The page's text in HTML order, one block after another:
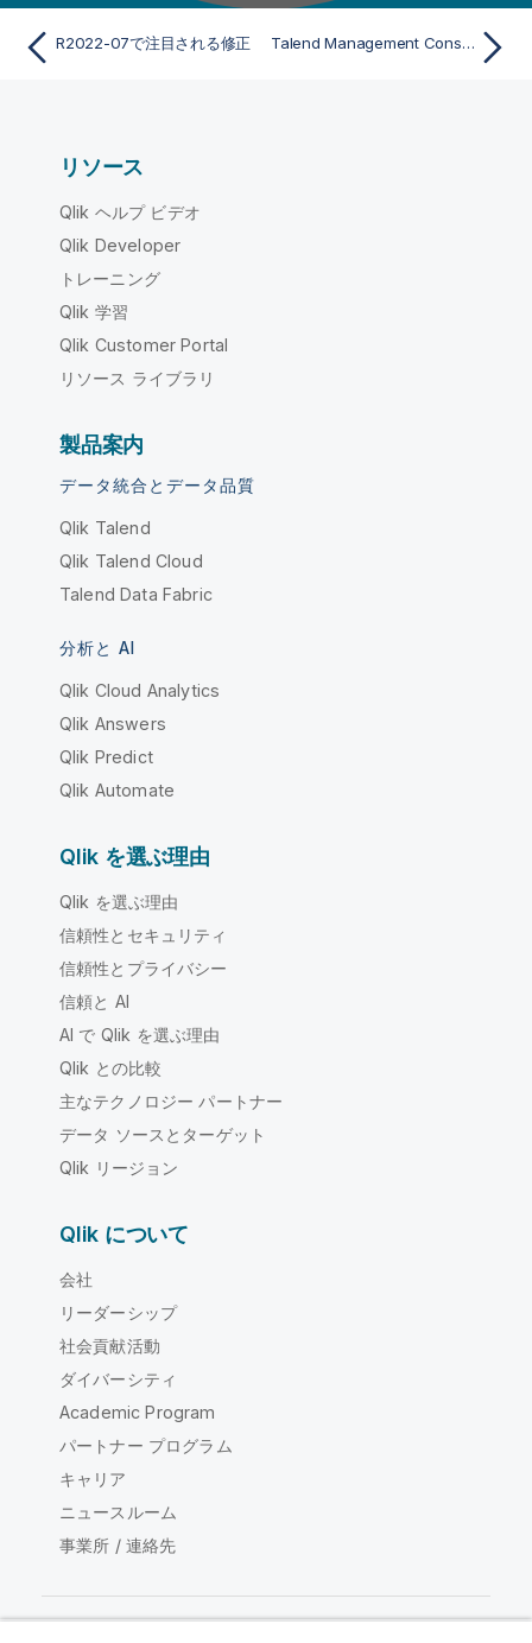
R2022-07で注目される修正 Talend Management Console
リソース
Qlik ヘルプ ビデオ
Qlik Developer
トレーニング
Qlik 学習
Qlik Customer Portal
リソース ライブラリ
製品案内
データ統合とデータ品質
Qlik Talend
Qlik Talend Cloud
Talend Data Fabric
分析と AI
Qlik Cloud Analytics
Qlik Answers
Qlik Predict
Qlik Automate
Qlik を選ぶ理由
Qlik を選ぶ理由
信頼性とセキュリティ
信頼性とプライバシー
信頼と AI
AI で Qlik を選ぶ理由
Qlik との比較
主なテクノロジー パートナー
データ ソースとターゲット
Qlik リージョン
Qlik について
会社
リーダーシップ
社会貢献活動
ダイバーシティ
Academic Program
パートナー プログラム
キャリア
ニュースルーム
事業所 / 連絡先